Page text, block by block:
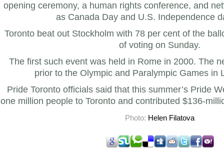
opening ceremony, a human rights conference, and
as Canada Day and U.S. Independence
Toronto beat out Stockholm with 78 per cent of the
of voting on Sunday.
The first such event was held in Rome in 2000. The
prior to the Olympic and Paralympic Games in
Pride Toronto officials said that this summer’s Pride
one million people to Toronto and contributed $136-
Photo: Helen Filatova